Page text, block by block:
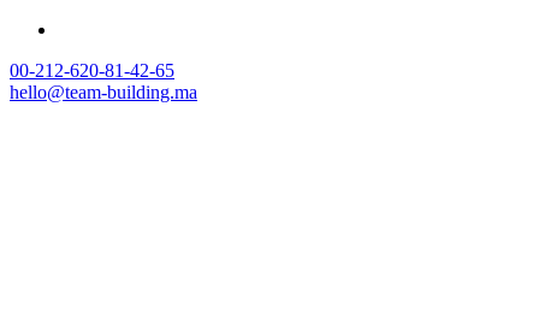
00-212-620-81-42-65
hello@team-building.ma